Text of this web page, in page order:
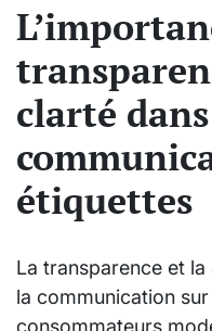
clarté
étiquettes
La transparence et
la communication
consommateurs